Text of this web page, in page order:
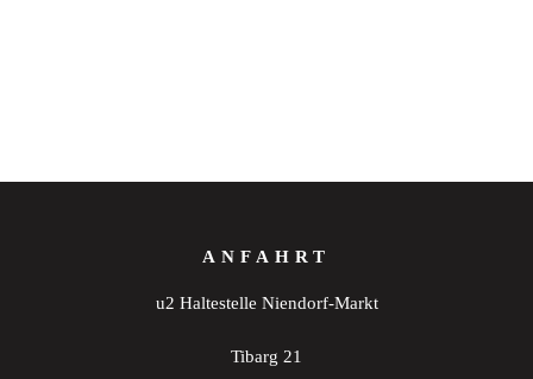
ANFAHRT
u2 Haltestelle Niendorf-Markt
Tibarg 21